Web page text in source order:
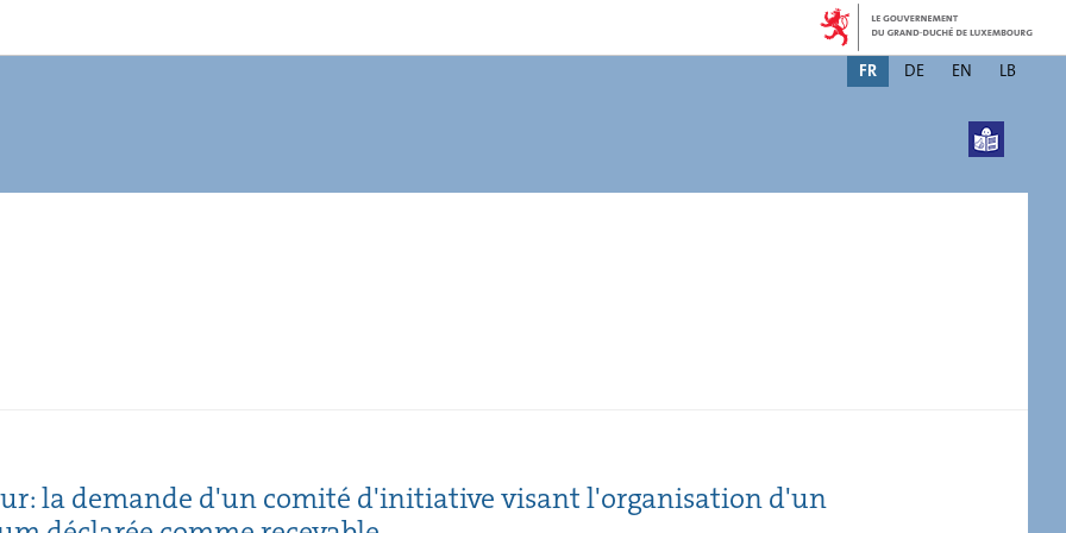
Changer
FR DE EN LB
la demande d'un comité d'initiative visant l'organisation d'un